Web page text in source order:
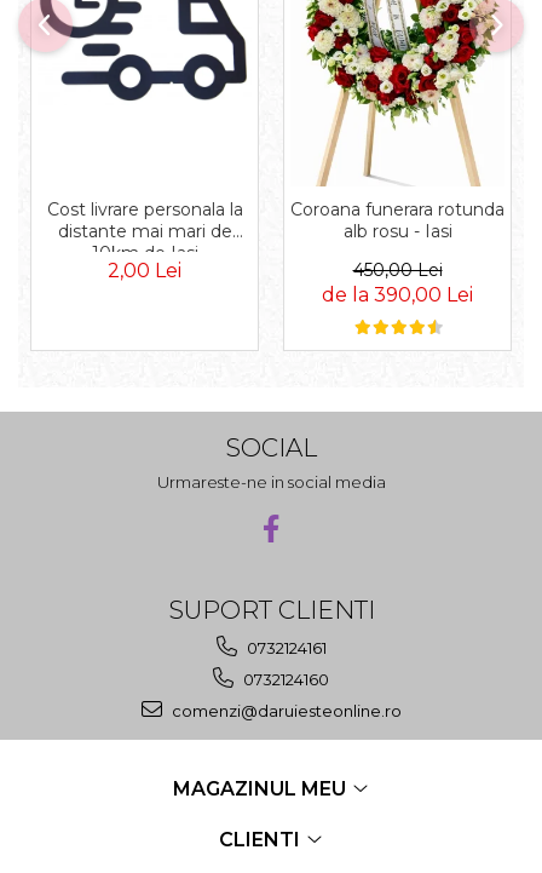
Cost livrare personala la
distante mai mari de
10km de Iasi
2,00 Lei
Coroana funerara rotunda
alb rosu - Iasi
450,00 Lei
de la 390,00 Lei
SOCIAL
Urmareste-ne in social media
SUPORT CLIENTI
0732124161
0732124160
comenzi@daruiesteonline.ro
MAGAZINUL MEU
CLIENTI